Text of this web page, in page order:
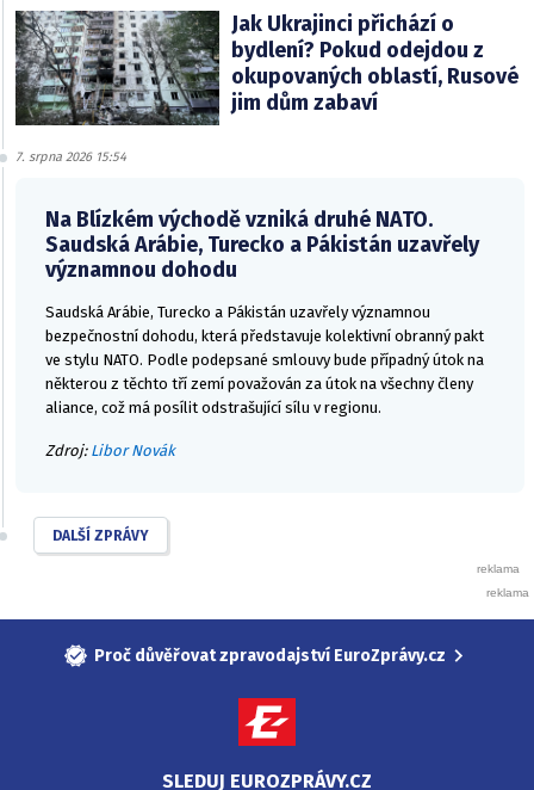
Jak Ukrajinci přichází o
bydlení? Pokud odejdou z
okupovaných oblastí, Rusové
jim dům zabaví
7. srpna 2026 15:54
Na Blízkém východě vzniká druhé NATO.
Saudská Arábie, Turecko a Pákistán uzavřely
významnou dohodu
Saudská Arábie, Turecko a Pákistán uzavřely významnou
bezpečnostní dohodu, která představuje kolektivní obranný pakt
ve stylu NATO. Podle podepsané smlouvy bude případný útok na
některou z těchto tří zemí považován za útok na všechny členy
aliance, což má posílit odstrašující sílu v regionu.
Zdroj: Libor Novák
DALŠÍ ZPRÁVY
Proč důvěřovat zpravodajství EuroZprávy.cz
SLEDUJ EUROZPRÁVY.CZ